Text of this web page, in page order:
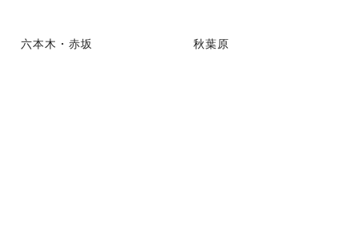
六本木・赤坂 秋葉原